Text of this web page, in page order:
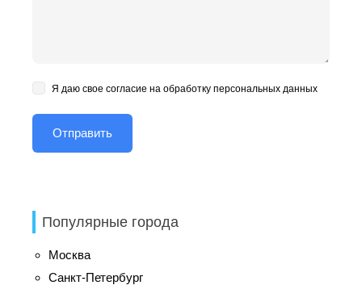
Я даю свое согласие на обработку персональных данных
Популярные города
Москва
Санкт-Петербург